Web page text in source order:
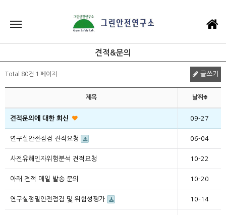
견적&문의
Total 80건 1 페이지 글쓰기
제목 날짜
견적문의에 대한 회신 09-27
연구실안전점검 견적요청 06-04
사전유해인자위험분석 견적요청 10-22
아래 견적 메일 발송 문의 10-20
연구실정밀안전점검 및 위험성평가 10-14